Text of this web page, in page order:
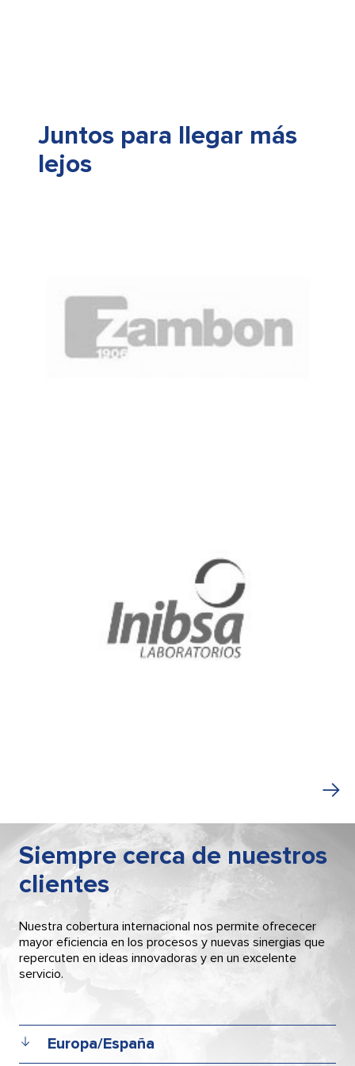
Juntos para llegar más
lejos
Siempre cerca de nuestros
clientes
Nuestra cobertura internacional nos permite ofrececer
mayor eficiencia en los procesos y nuevas sinergias que
repercuten en ideas innovadoras y en un excelente
servicio.
Europa/España